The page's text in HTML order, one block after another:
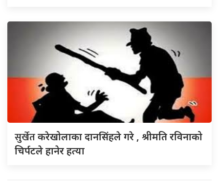
सुर्खेतकरेखोलाका दानसिंहले गरे , श्रीमति रविनाको
चिर्पटले हानेर हत्या